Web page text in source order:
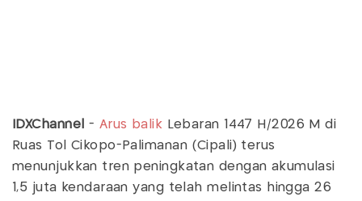
IDXChannel - Arus balik Lebaran 1447 H/2026 M di
Ruas Tol Cikopo-Palimanan (Cipali) terus
menunjukkan tren peningkatan dengan akumulasi
1,5 juta kendaraan yang telah melintas hingga 26